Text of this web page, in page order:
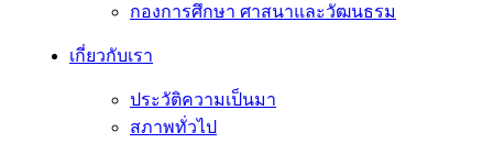
กองการศึกษา ศาสนาและวัฒนธรม
เกี่ยวกับเรา
ประวัติความเป็นมา
สภาพทั่วไป